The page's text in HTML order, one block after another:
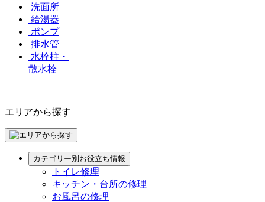
洗面所
給湯器
ポンプ
排水管
水栓柱・
散水栓
エリアから探す
カテゴリー別お役立ち情報
トイレ修理
キッチン・台所の修理
お風呂の修理